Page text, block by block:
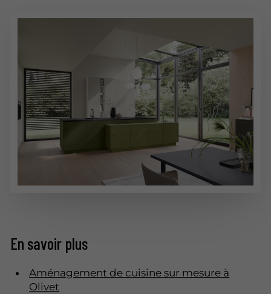
En savoir plus
Aménagement de cuisine sur mesure à
Olivet